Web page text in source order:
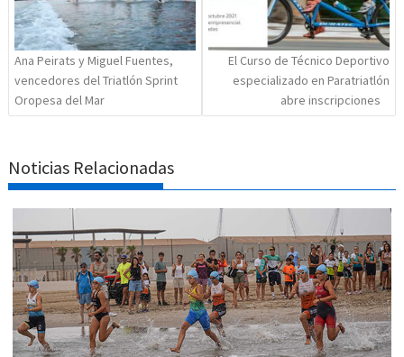
Ana Peirats y Miguel Fuentes,
vencedores del Triatlón Sprint
Oropesa del Mar
El Curso de Técnico Deportivo
especializado en Paratriatlón
abre inscripciones
Noticias Relacionadas